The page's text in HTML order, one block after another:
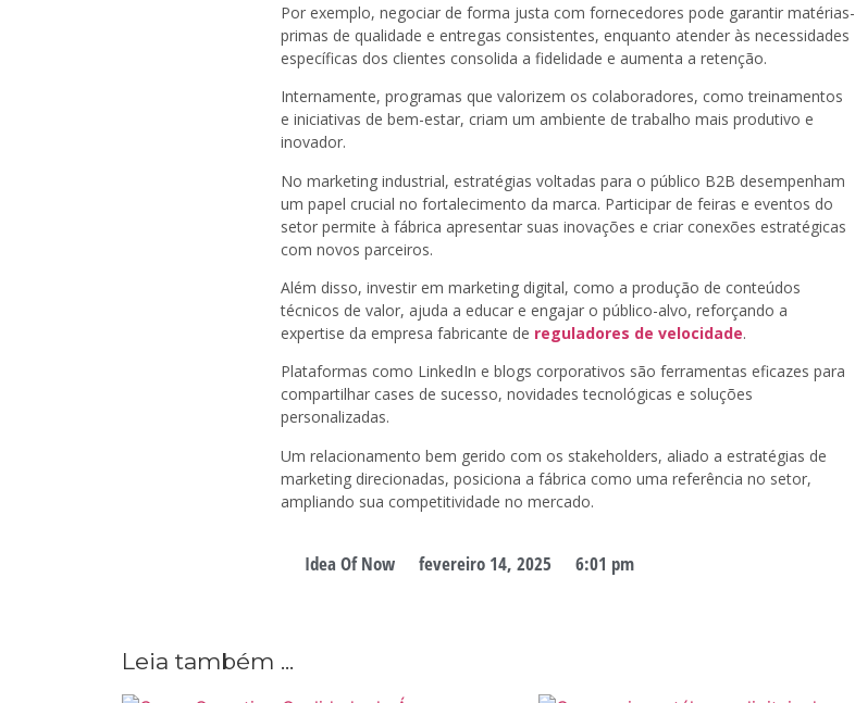
Por exemplo, negociar de forma justa com fornecedores pode garantir matérias-
primas de qualidade e entregas consistentes, enquanto atender às necessidades
específicas dos clientes consolida a fidelidade e aumenta a retenção.
Internamente, programas que valorizem os colaboradores, como treinamentos
e iniciativas de bem-estar, criam um ambiente de trabalho mais produtivo e
inovador.
No marketing industrial, estratégias voltadas para o público B2B desempenham
um papel crucial no fortalecimento da marca. Participar de feiras e eventos do
setor permite à fábrica apresentar suas inovações e criar conexões estratégicas
com novos parceiros.
Além disso, investir em marketing digital, como a produção de conteúdos
técnicos de valor, ajuda a educar e engajar o público-alvo, reforçando a
expertise da empresa fabricante de reguladores de velocidade.
Plataformas como LinkedIn e blogs corporativos são ferramentas eficazes para
compartilhar cases de sucesso, novidades tecnológicas e soluções
personalizadas.
Um relacionamento bem gerido com os stakeholders, aliado a estratégias de
marketing direcionadas, posiciona a fábrica como uma referência no setor,
ampliando sua competitividade no mercado.
Idea Of Now fevereiro 14, 2025 6:01 pm
Leia também ...